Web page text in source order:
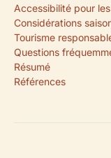
Accessibilité pour
Considérations
Tourisme
Questions
Résumé
Références